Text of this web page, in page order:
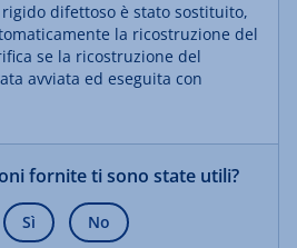
difettoso è stato sostituito,
la ricostruzione del
se la ricostruzione del
avviata ed eseguita con
fornite ti sono state utili?
Sì No